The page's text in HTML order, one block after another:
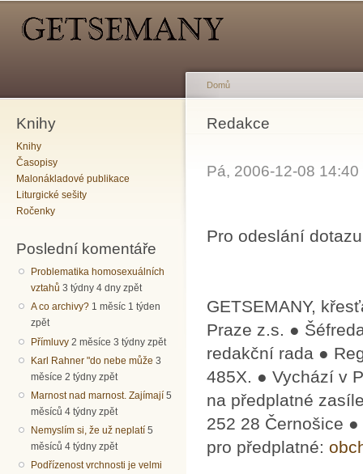
Knihy
Knihy
Časopisy
Malonákladové publikace
Liturgické sešity
Ročenky
Poslední komentáře
Problematika homosexuálních
vztahů 3 týdny 4 dny zpět
A co archivy? 1 měsíc 1 týden
zpět
Přímluvy 2 měsíce 3 týdny zpět
Karl Rahner "do nebe může 3
měsíce 2 týdny zpět
Marnost nad marnost. Zajímají 5
měsíců 4 týdny zpět
Nemyslím si, že už neplatí 5
měsíců 4 týdny zpět
Podřízenost vrchnosti je velmi
Jste zde
Domů
Redakce
Pá, 2006-12-08
Pro odeslání
GETSEMANY,
Praze z.s. ●
redakční ra­da ●
485X. ● Vychází v
na předplatné
252 28 Černošice
pro předplatné: